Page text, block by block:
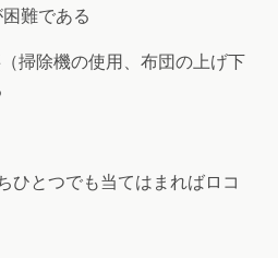
難である
掃除機の使用、布団の上げ下
ひとつでも当てはまればロコ